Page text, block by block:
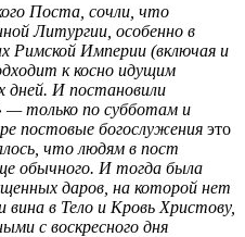
Поста, сочли, что
Литургии, особенно в
Римской Империи (включая и
к косно идущим
дней. И постановили
— только по субботам и
постовые богослужения это
что людям в пост
обычного. И тогда была
даров, на которой нет
вина в Тело и Кровь Христову,
с воскресного дня